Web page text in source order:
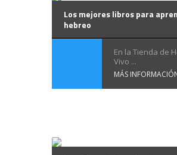
Los mejores libros para
hebreo
En la Tienda de
Vivo ...
MÁS